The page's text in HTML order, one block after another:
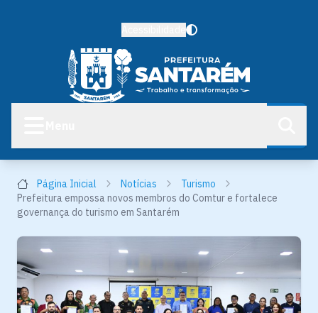
Página Inicial Notícias
Turismo
Prefeitura empossa novos membros do Comtur e fortalece
governança do turismo em Santarém